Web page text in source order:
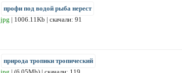
профи под водой рыба нерест
jpg | 1006.11Kb | скачали: 91
природа тропики тропический